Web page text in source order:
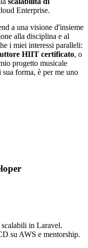
Enterprise.
a una visione d'insieme
alla disciplina e al
i miei interessi paralleli:
HIIT certificato, o
progetto musicale
forma, è per me uno
in Laravel.
su AWS e mentorship.